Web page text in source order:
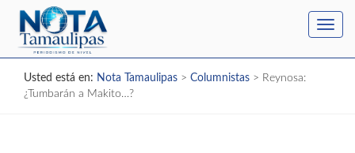
Usted está en: Nota Tamaulipas > Columnistas > Reynosa:
¿Tumbarán a Makito…?